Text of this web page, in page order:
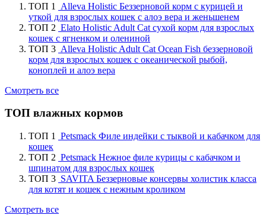
ТОП 1
Alleva Holistic Беззерновой корм с курицей и
уткой для взрослых кошек с алоэ вера и женьшенем
ТОП 2 Elato Holistic Adult Cat сухой корм для взрослых
кошек с ягненком и олениной
ТОП 3 Alleva Holistic Adult Cat Ocean Fish беззерновой
корм для взрослых кошек с океанической рыбой,
коноплей и алоэ вера
Смотреть все
ТОП влажных кормов
ТОП 1
Petsmack Филе индейки с тыквой и кабачком для
кошек
ТОП 2 Petsmack Нежное филе курицы с кабачком и
шпинатом для взрослых кошек
ТОП 3 SAVITA Беззерновые консервы холистик класса
для котят и кошек с нежным кроликом
Смотреть все